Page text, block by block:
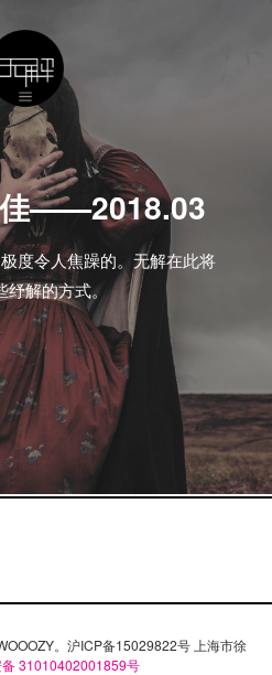
佳——2018.03
度令人焦躁的。无解在此将
解的方式。
。沪ICP备15029822号 上海市徐
31010402001859号